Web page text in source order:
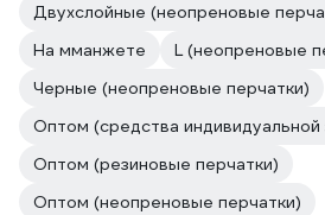
Двухслойные (неопреновые
На мманжете
L (неопреновые
Черные (неопреновые перчатки)
Оптом (средства
Оптом (резиновые перчатки)
Оптом (неопреновые перчатки)